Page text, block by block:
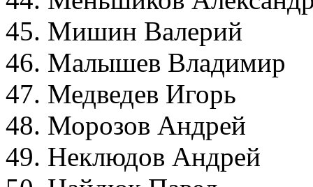
45. Мишин Валерий
46. Малышев
47. Медведев
48. Морозов
49. Неклюдов